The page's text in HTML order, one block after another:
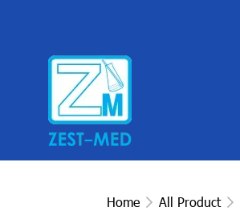
Home All Product